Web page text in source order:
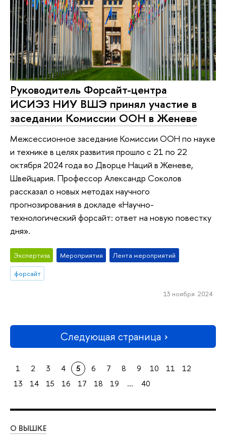
Руководитель Форсайт-центра
ИСИЭЗ НИУ ВШЭ принял участие в
заседании Комиссии ООН в Женеве
Межсессионное заседание Комиссии ООН по науке
и технике в целях развития прошло с 21 по 22
октября 2024 года во Дворце Наций в Женеве,
Швейцария. Профессор Александр Соколов
рассказал о новых методах научного
прогнозирования в докладе «Научно-
технологический форсайт: ответ на новую повестку
дня».
Экспертиза Мероприятия
Лента мероприятий
форсайт
13 ноября 2024
Следующая страница
1 2 3 4 5 6 7 8 9 10 11
12
13
14 15 16 17 18 19 ... 40
О ВЫШКЕ